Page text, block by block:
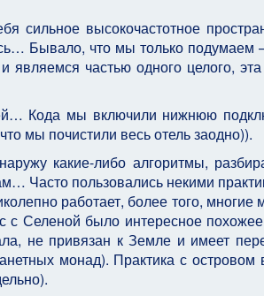
сильное высокочастотное
Бывало, что мы только подумаем
частью одного целого,
Кода мы включили нижнюю
мы почистили весь отель заодно)).
какие-либо алгоритмы,
Часто пользовались некими
работает, более того,
с Селеной было интересное
не привязан к Земле и имеет
монад). Практика с